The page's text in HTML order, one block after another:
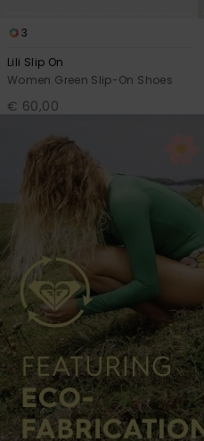
3
Lili Slip On
Women Green Slip-On Shoes
€ 60,00